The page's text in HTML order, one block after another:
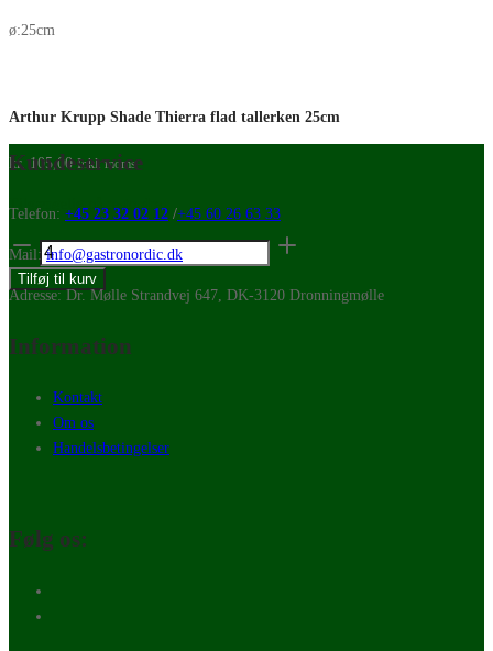
ø:25cm
Arthur Krupp Shade Thierra flad tallerken 25cm
kr. 105,00 Inkl. moms
Arthur
Krupp
Shade
flad
25cm
antal
Tilføj til kurv
Kundeservice
Telefon: +45 23 32 02 12 /+45 60 26 63 33
Mail:info@gastronordic.dk
Adresse: Dr. Mølle Strandvej 647, DK-3120 Dronningmølle
Information
Kontakt
Om os
Handelsbetingelser
Følg os: